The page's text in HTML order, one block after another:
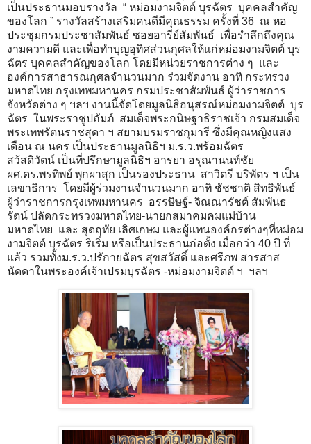
เป็นประธานมอบรางวัล “ หม่อมงามจิตต์ บุรฉัตร บุคคลสำคัญ
ของโลก ” รางวัลสร้างเสริมคนดีมีคุณธรรม ครั้งที่ 36 ณ หอ
ประชุมกรมประชาสัมพันธ์ ซอยอารีย์สัมพันธ์ เพื่อรำลึกถึงคุณ
งามความดี และเพื่อทำบุญอุทิศส่วนกุศลให้แก่หม่อมงามจิตต์ บุร
ฉัตร บุคคลสำคัญของโลก โดยมีหน่วยราชการต่าง ๆ และ
องค์การสาธารณกุศลจำนวนมาก ร่วมจัดงาน อาทิ กระทรวง
มหาดไทย กรุงเทพมหานคร กรมประชาสัมพันธ์ ผู้ว่าราชการ
จังหวัดต่าง ๆ ฯลฯ งานนี้จัดโดยมูลนิธิอนุสรณ์หม่อมงามจิตต์ บุร
ฉัตร ในพระราชูปถัมภ์ สมเด็จพระกนิษฐาธิราชเจ้า กรมสมเด็จ
พระเทพรัตนราชสุดา ฯ สยามบรมราชกุมารี ซึ่งมีคุณหญิงแสง
เดือน ณ นคร เป็นประธานมูลนิธิฯ ม.ร.ว.พร้อมฉัตร
สว้สดิวัตน์ เป็นที่ปรึกษามูลนิธิฯ อารยา อรุณานนท์ชัย
ผศ.ดร.พรทิพย์ พุกผาสุก เป็นรองประธาน สาวิตรี บริพัตร ฯ เป็น
เลขาธิการ โดยมีผู้ร่วมงานจำนวนมาก อาทิ ชัชชาติ สิทธิพันธ์
ผู้ว่าราชการกรุงเทพมหานคร อรรษิษฐ์- จิณณารัชต์ สัมพันธ
รัตน์ ปลัดกระทรวงมหาดไทย-นายกสมาคมคมแม่บ้าน
มหาดไทย และ สุดฤทัย เลิศเกษม และผู้แทนองค์กรต่างๆที่หม่อม
งามจิตต์ บุรฉัตร ริเริ่ม หรือเป็นประธานก่อตั้ง เมื่อกว่า 40 ปี ที่
แล้ว รวมทั้งม.ร.ว.ปรักายฉัตร สุขสวัสดิ์ และศรีภพ สารสาส
นัดดาในพระองค์เจ้าเปรมบุรฉัตร -หม่อมงามจิตต์ ฯ ฯลฯ